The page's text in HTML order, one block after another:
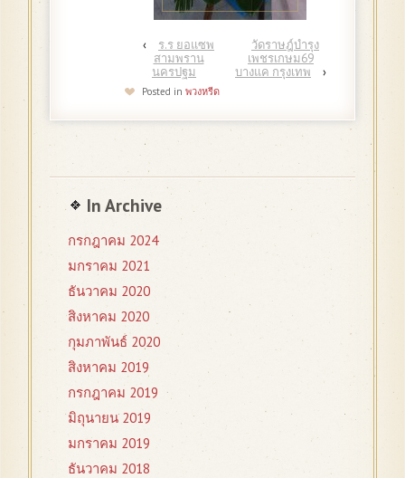
‹
ร.ร ยอแซพ
สามพราน
นครปฐม
วัดราษฎ์บำรุง
เพชรเกษม69
บางแค กรุงเทพ
›
Posted in พวงหรีด
In Archive
กรกฎาคม 2024
มกราคม 2021
ธันวาคม 2020
สิงหาคม 2020
กุมภาพันธ์ 2020
สิงหาคม 2019
กรกฎาคม 2019
มิถุนายน 2019
มกราคม 2019
ธันวาคม 2018